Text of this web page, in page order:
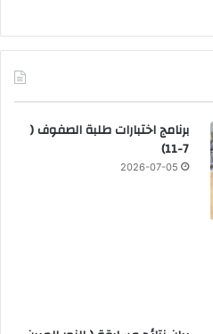
برنامج اختبارات طلبة الصفوف (
7-11)
2026-07-05